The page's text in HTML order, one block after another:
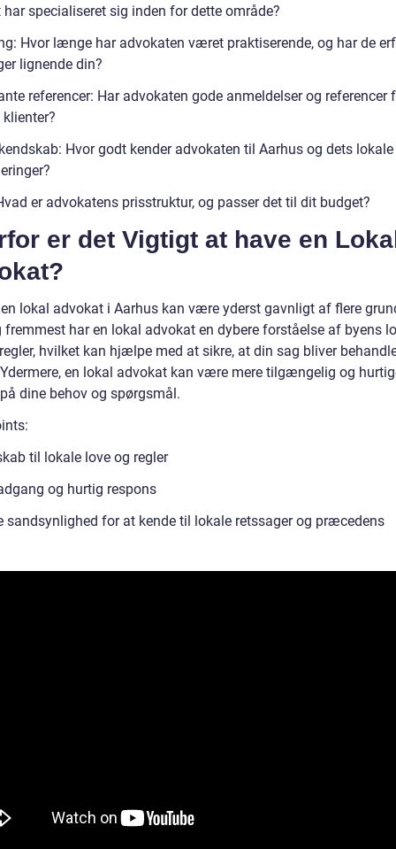
specialiseret sig inden for dette område?
Hvor længe har advokaten været praktiserende, og har de
lignende din?
referencer: Har advokaten gode anmeldelser og referencer
Hvor godt kender advokaten til Aarhus og dets lokale
er advokatens prisstruktur, og passer det til dit budget?
er det Vigtigt at have en
lokal advokat i Aarhus kan være yderst gavnligt af flere
fremmest har en lokal advokat en dybere forståelse af byens
hvilket kan hjælpe med at sikre, at din sag bliver
en lokal advokat kan være mere tilgængelig og
dine behov og spørgsmål.
til lokale love og regler
og hurtig respons
sandsynlighed for at kende til lokale retssager og præcedens